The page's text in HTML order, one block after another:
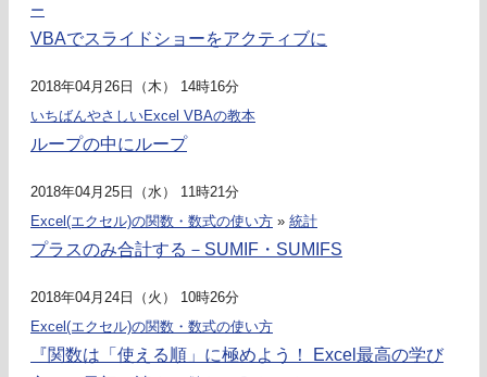
ー
VBAでスライドショーをアクティブに
2018年04月26日（木） 14時16分
いちばんやさしいExcel VBAの教本
ループの中にループ
2018年04月25日（水） 11時21分
Excel(エクセル)の関数・数式の使い方 » 統計
プラスのみ合計する－SUMIF・SUMIFS
2018年04月24日（火） 10時26分
Excel(エクセル)の関数・数式の使い方
『関数は「使える順」に極めよう！ Excel最高の学び